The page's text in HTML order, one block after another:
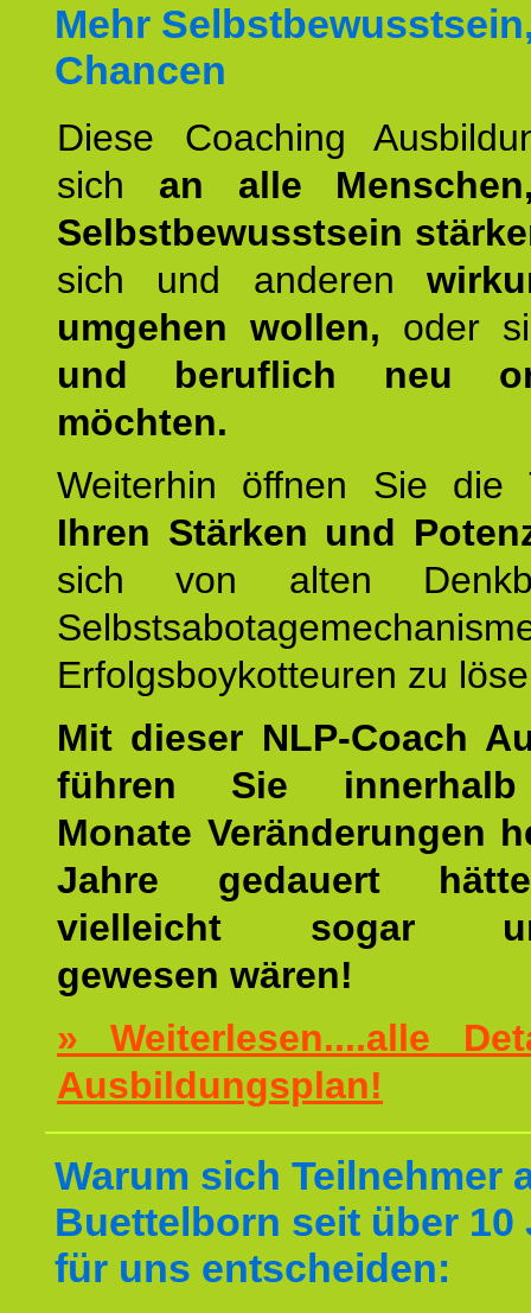
Mehr
Chancen
Diese Coaching
sich an alle
Selbstbewusstsein
sich und anderen
umgehen wollen, oder
und beruflich neu
möchten.
Weiterhin öffnen Sie
Ihren Stärken und
sich von alten
Erfolgsboykotteuren zu
Mit dieser NLP-Coach
führen Sie
Monate Veränderungen
Jahre gedauert
vielleicht sogar
gewesen wären!
» Weiterlesen....alle
Ausbildungsplan!
Warum sich Teilnehmer
Buettelborn seit über 10
für uns entscheiden: